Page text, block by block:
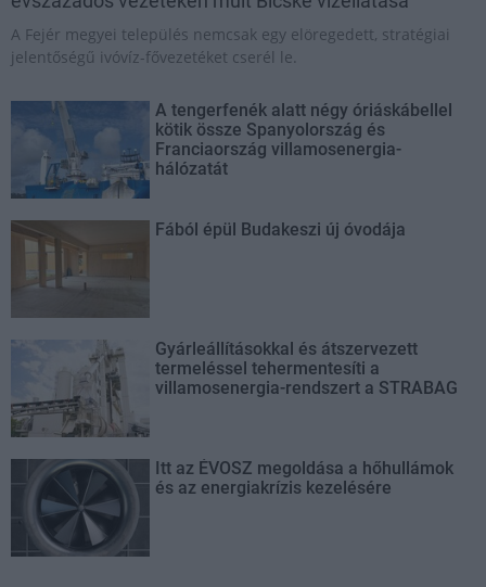
A Fejér megyei település nemcsak egy elöregedett, stratégiai
jelentőségű ivóvíz-fővezetéket cserél le.
A tengerfenék alatt négy óriáskábellel
kötik össze Spanyolország és
Franciaország villamosenergia-
hálózatát
Fából épül Budakeszi új óvodája
Gyárleállításokkal és átszervezett
termeléssel tehermentesíti a
villamosenergia-rendszert a STRABAG
Itt az ÉVOSZ megoldása a hőhullámok
és az energiakrízis kezelésére